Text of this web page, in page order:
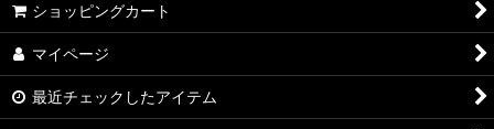
ショッピングカート
マイページ
最近チェックしたアイテム